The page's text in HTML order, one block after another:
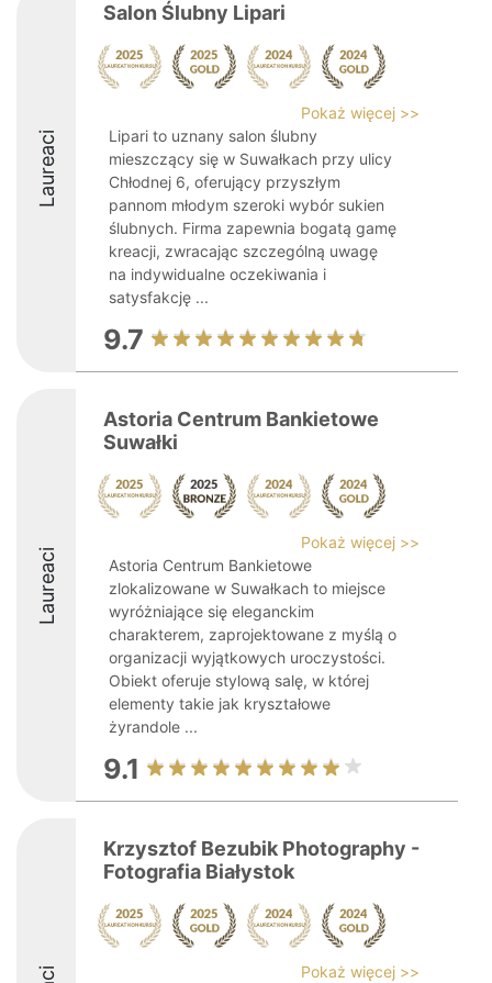
Laureaci
Salon Ślubny Lipari
Pokaż więcej >>
Lipari to uznany salon ślubny
mieszczący się w Suwałkach przy ulicy
Chłodnej 6, oferujący przyszłym
pannom młodym szeroki wybór sukien
ślubnych. Firma zapewnia bogatą gamę
kreacji, zwracając szczególną uwagę
na indywidualne oczekiwania i
satysfakcję ...
9.7
Laureaci
Astoria Centrum Bankietowe
Suwałki
Pokaż więcej >>
Astoria Centrum Bankietowe
zlokalizowane w Suwałkach to miejsce
wyróżniające się eleganckim
charakterem, zaprojektowane z myślą o
organizacji wyjątkowych uroczystości.
Obiekt oferuje stylową salę, w której
elementy takie jak kryształowe
żyrandole ...
9.1
Krzysztof Bezubik Photography -
Fotografia Białystok
Pokaż więcej >>